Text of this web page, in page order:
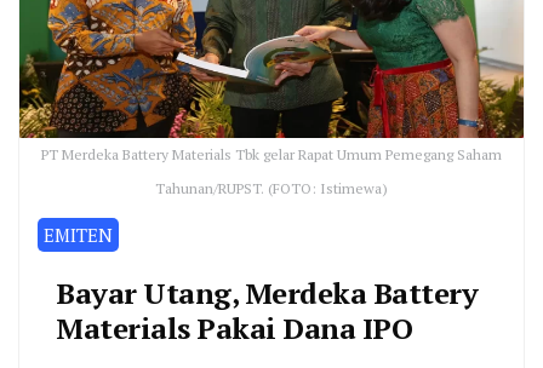
PT Merdeka Battery Materials Tbk gelar Rapat Umum Pemegang Saham
Tahunan/RUPST. (FOTO: Istimewa)
EMITEN
Bayar Utang, Merdeka Battery
Materials Pakai Dana IPO